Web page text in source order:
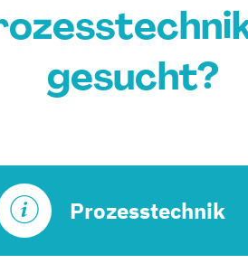
gesucht?
Prozesstechnik